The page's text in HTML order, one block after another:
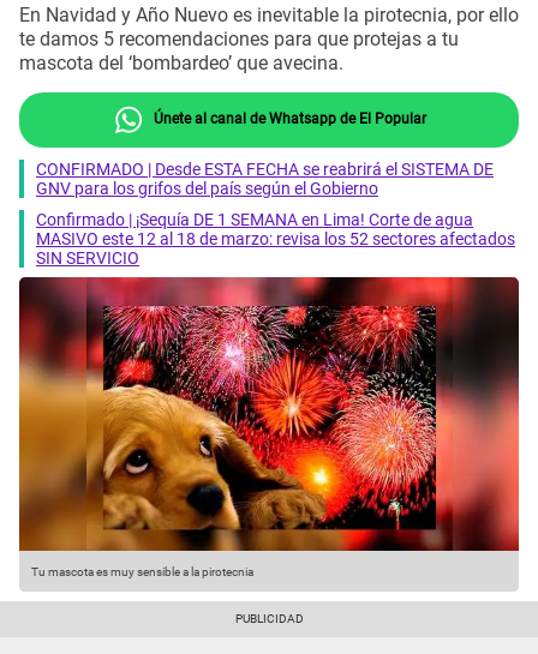
En Navidad y Año Nuevo es inevitable la pirotecnia, por ello
te damos 5 recomendaciones para que protejas a tu
mascota del ‘bombardeo’ que avecina.
Únete al canal de Whatsapp de El Popular
CONFIRMADO | Desde ESTA FECHA se reabrirá el SISTEMA DE
GNV para los grifos del país según el Gobierno
Confirmado | ¡Sequía DE 1 SEMANA en Lima! Corte de agua
MASIVO este 12 al 18 de marzo: revisa los 52 sectores afectados
SIN SERVICIO
Tu mascota es muy sensible a la pirotecnia